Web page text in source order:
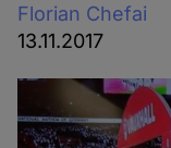
Florian Chefai
13.11.2017